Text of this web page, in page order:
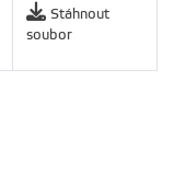
Stáhnout
soubor